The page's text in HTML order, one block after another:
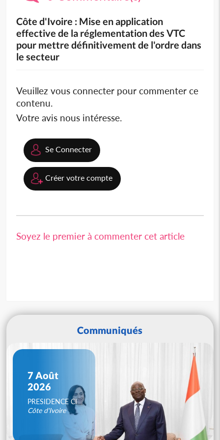
Côte d'Ivoire : Mise en application
effective de la réglementation des VTC
pour mettre définitivement de l'ordre dans
le secteur
Veuillez vous connecter pour commenter ce
contenu.
Votre avis nous intéresse.
Se Connecter
Créer votre compte
Soyez le premier à commenter cet article
Communiqués
7 Août
2026
PRESIDENCE CI
Côte d'Ivoire